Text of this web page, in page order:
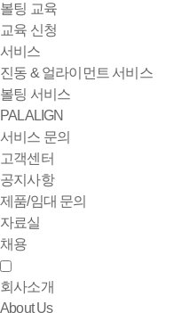
볼팅 교육
교육 신청
서비스
진동 & 얼라이먼트 서비스
볼팅 서비스
PALALIGN
서비스 문의
고객센터
공지사항
제품/임대 문의
자료실
채용
회사소개
About Us